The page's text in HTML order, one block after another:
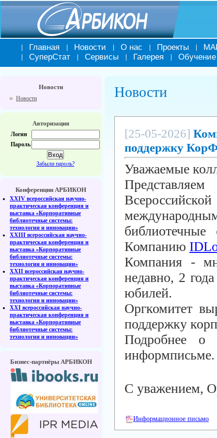
Главная Новости О нас Проекты
СуперСтат
Сервисы Галерея Обучение
Новости
Новости
Авторизация
Логин
Пароль
Забыли пароль?
Конференции АРБИКОН
XXIV всероссийская научно-
практическая конференция и
выставка «Корпоративные
библиотечные системы:
технологии и инновации»
XXIII всероссийская научно-
практическая конференция и
выставка «Корпоративные
библиотечные системы:
технологии и инновации»
XXII всероссийская научно-
практическая конференция и
выставка «Корпоративные
библиотечные системы:
технологии и инновации»
XXI всероссийская научно-
практическая конференция и
выставка «Корпоративные
библиотечные системы:
технологии и инновации»
Бизнес-партнёры АРБИКОН
Новости
[25-05-2026]
поддержку
Уважаемые
Компанию
Компания -
недавно, 2
юбилей.
Оргкомитет
поддержку
Подробнее о
информписьме.
С уважением,
Информационное письмо